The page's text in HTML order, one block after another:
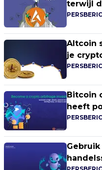
terwijl
Altcoin
je
breiden!
Bitcoin
heeft